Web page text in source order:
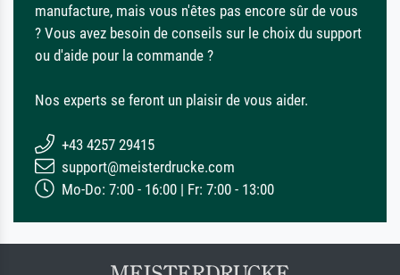
manufacture, mais vous n'êtes pas encore sûr de vous
? Vous avez besoin de conseils sur le choix du support
ou d'aide pour la commande ?
Nos experts se feront un plaisir de vous aider.
+43 4257 29415
support@meisterdrucke.com
Mo-Do: 7:00 - 16:00 | Fr: 7:00 - 13:00